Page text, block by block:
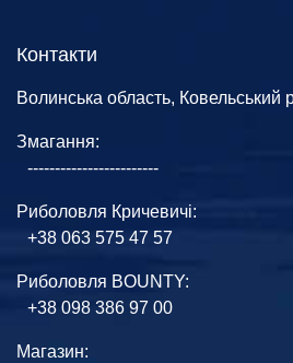
Контакти
Волинська область, Ковельський
Змагання:
------------------------
Риболовля Кричевичі:
+38 063 575 47 57
Риболовля BOUNTY:
+38 098 386 97 00
Магазин: